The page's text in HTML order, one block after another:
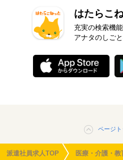
はたらこ
充実の検索機
アナタのしご
ページ
派遣社員求人TOP 医療・介護・教